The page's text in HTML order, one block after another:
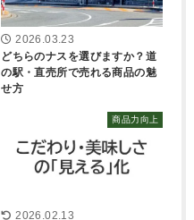
2026.03.23
どちらのナスを選びますか？道
の駅・直売所で売れる商品の魅
せ方
商品力向上
2026.02.13